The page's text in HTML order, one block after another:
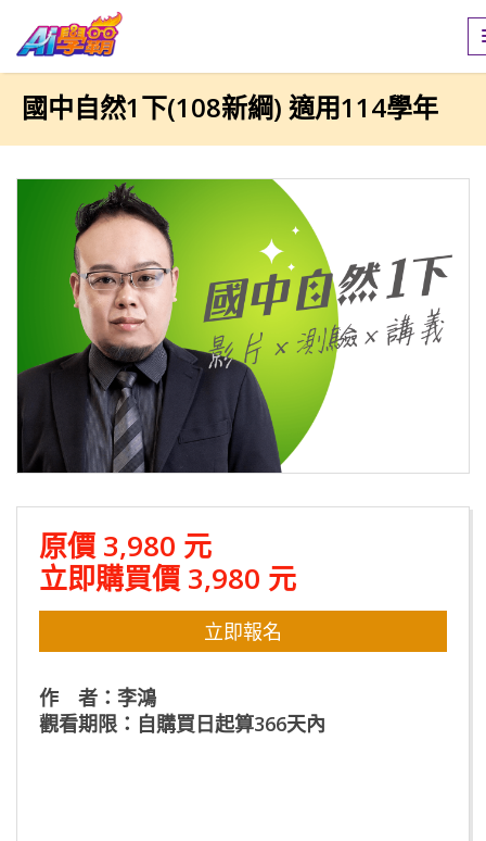
國中自然1下(108新綱) 適用114學年
原價 3,980 元
立即購買價 3,980 元
立即報名
作 者：李鴻
觀看期限：自購買日起算366天內